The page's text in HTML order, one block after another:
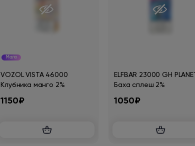
Мало
VOZOL VISTA 46000
Клубника манго 2%
1150₽
ELFBAR 23000 GH PLANET
Баха сплеш 2%
1050₽